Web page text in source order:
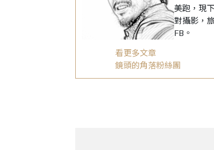
美跑，現
對攝影，
FB。
看更多文章
鏡頭的角落粉絲團